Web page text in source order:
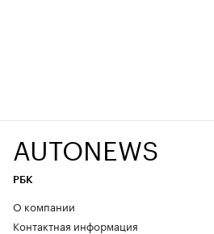
AUTONEWS
РБК
О компании
Контактная информация